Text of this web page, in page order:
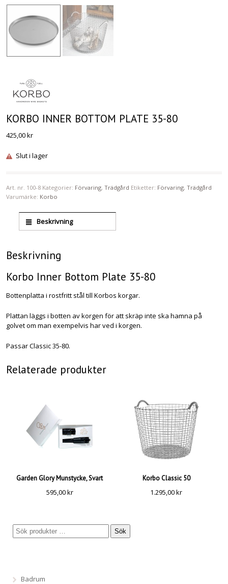
KORBO INNER BOTTOM PLATE 35-80
425,00kr
Slut i lager
Art. nr. 100-8 Kategorier: Förvaring,Trädgård Etiketter: Förvaring,Trädgård
Varumärke: Korbo
Beskrivning
Beskrivning
Korbo Inner Bottom Plate 35-80
Bottenplatta i rostfritt stål till Korbos korgar.
Plattan läggs i botten av korgen för att skräp inte ska hamna på
golvet om man exempelvis har ved i korgen.
Passar Classic 35-80.
Relaterade produkter
Garden Glory Munstycke, Svart
595,00kr
Korbo Classic 50
1.295,00kr
Sök
Badrum